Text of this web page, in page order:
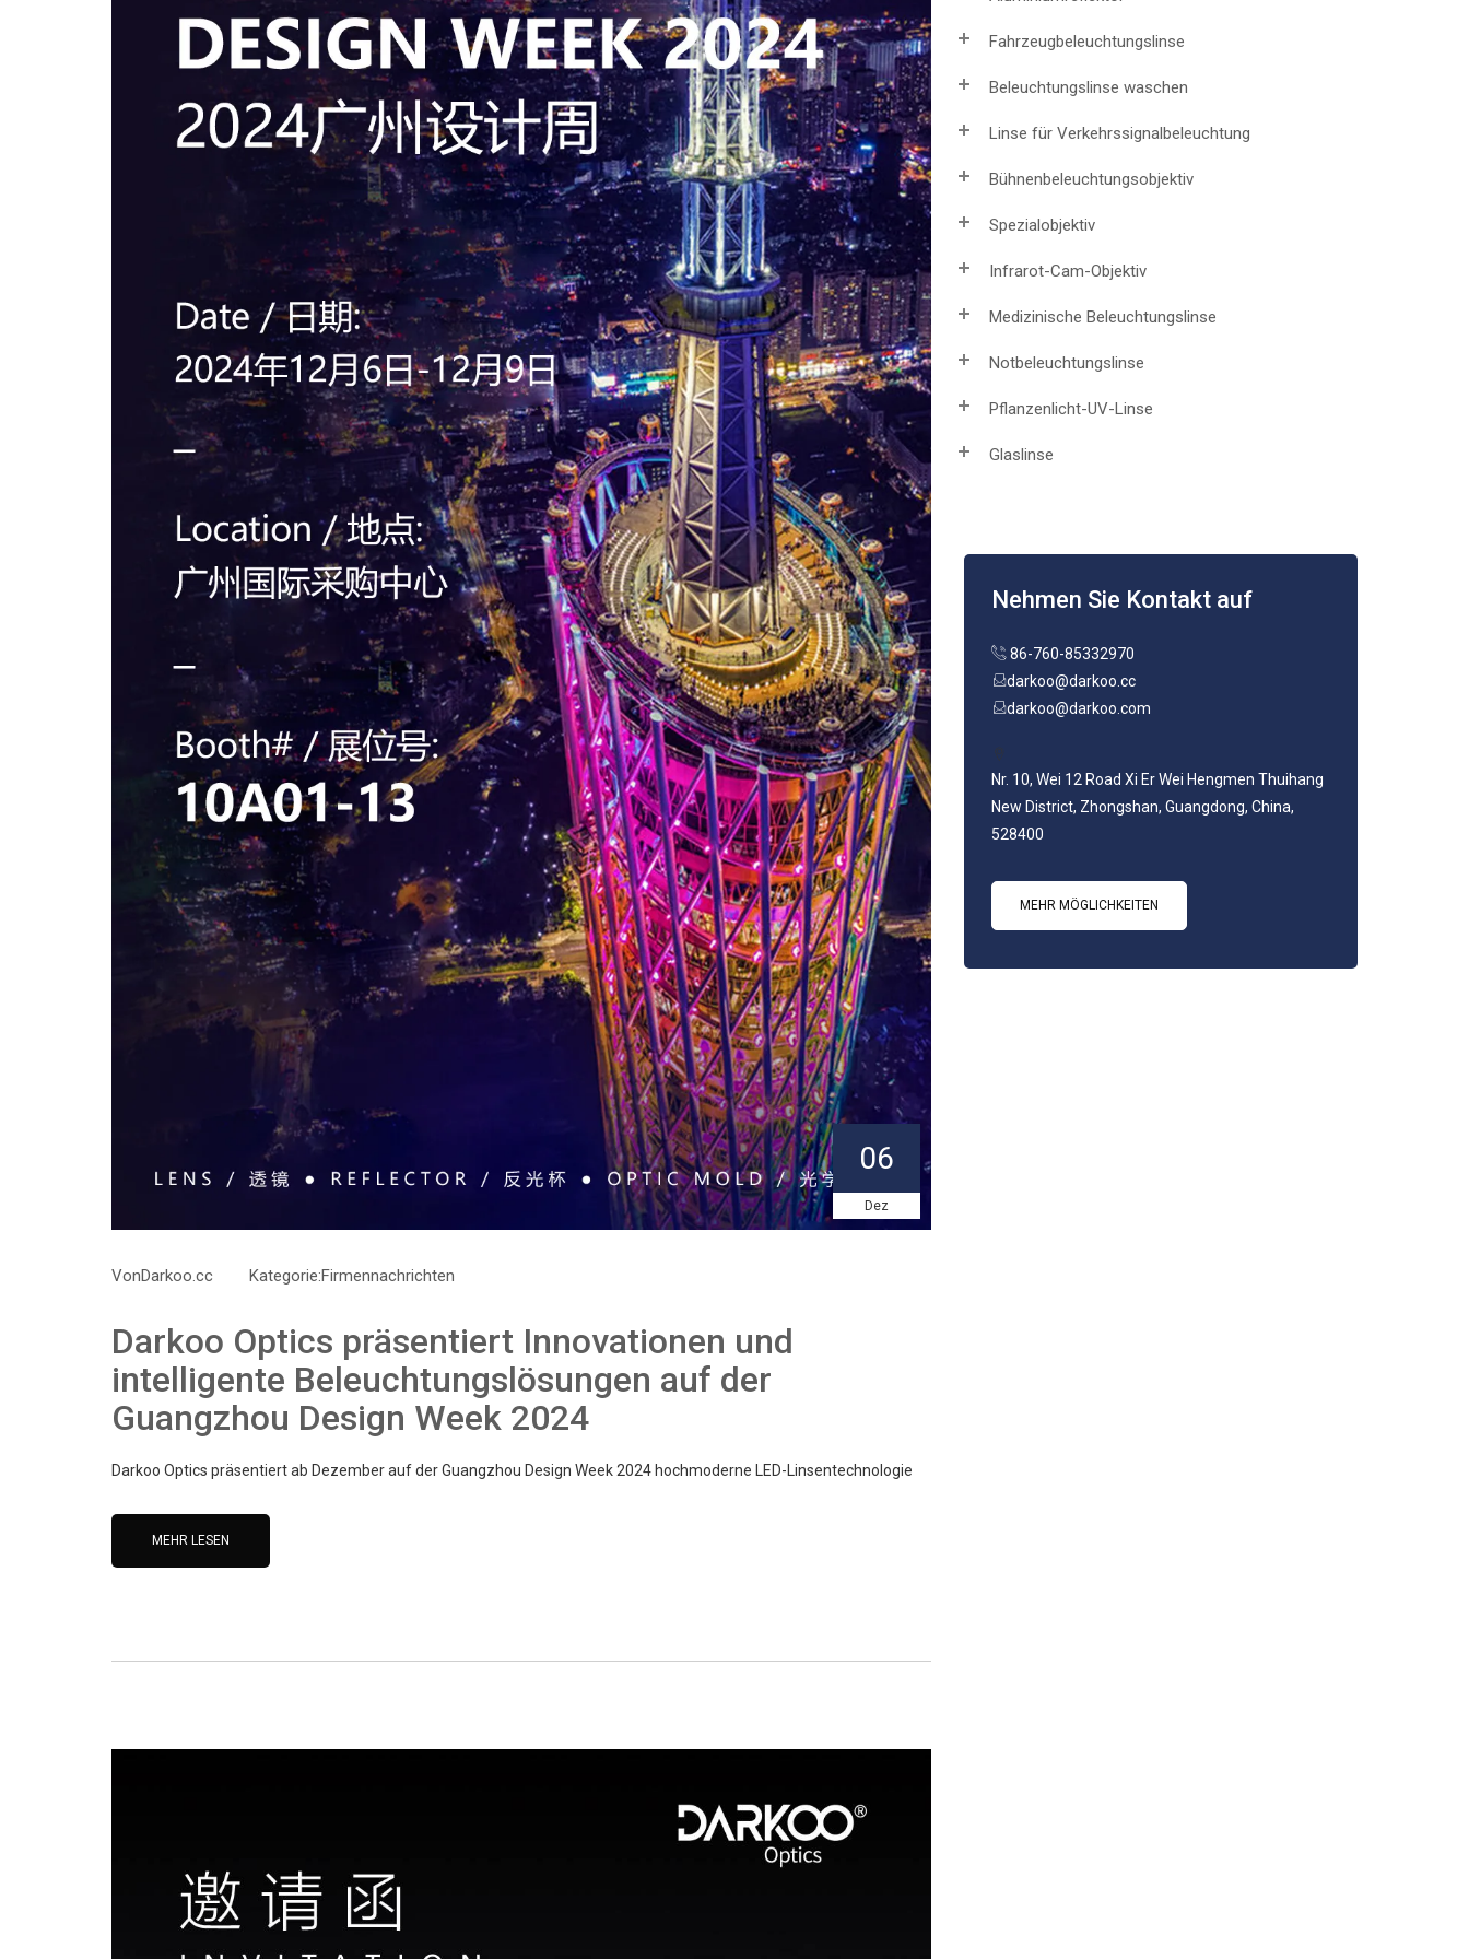
06
Dez
VonDarkoo.cc Kategorie:Firmennachrichten
Darkoo Optics präsentiert Innovationen und
intelligente Beleuchtungslösungen auf der
Guangzhou Design Week 2024
Darkoo Optics präsentiert ab Dezember auf der Guangzhou Design Week 2024 hochmoderne LED-Linsentechnologie
MEHR LESEN
Fahrzeugbeleuchtungslinse
Beleuchtungslinse waschen
Linse für Verkehrssignalbeleuchtung
Bühnenbeleuchtungsobjektiv
Spezialobjektiv
Infrarot-Cam-Objektiv
Medizinische Beleuchtungslinse
Notbeleuchtungslinse
Pflanzenlicht-UV-Linse
Glaslinse
Nehmen Sie Kontakt auf
86-760-85332970
darkoo@darkoo.cc
darkoo@darkoo.com
Nr. 10, Wei 12 Road Xi Er Wei Hengmen Thuihang
New District, Zhongshan, Guangdong, China,
528400
MEHR MÖGLICHKEITEN